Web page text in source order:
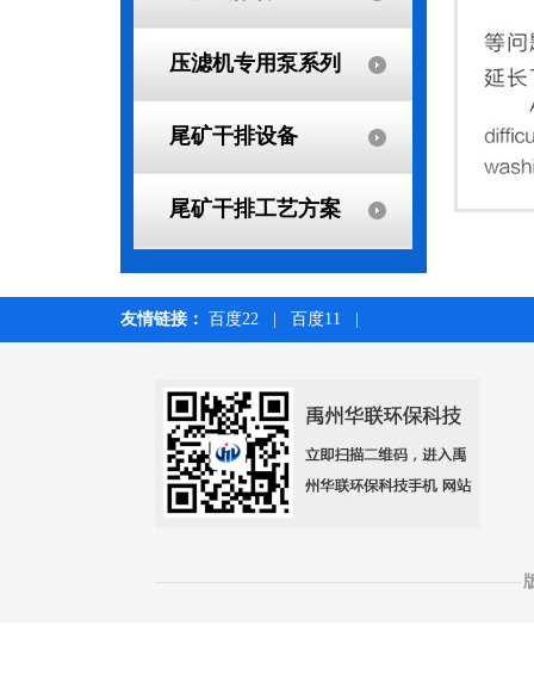
压滤机专用泵系列
尾矿干排设备
尾矿干排工艺方案
友情链接： 百度22 百度11